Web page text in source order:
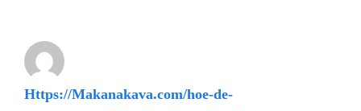
Https://Makanakava.com/hoe-de-